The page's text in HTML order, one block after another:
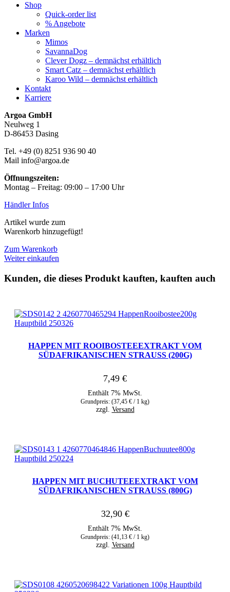
Shop
Quick-order list
% Angebote
Marken
Mimos
SavannaDog
Clever Dogz – demnächst erhältlich
Smart Catz – demnächst erhältlich
Karoo Wild – demnächst erhältlich
Kontakt
Karriere
Argoa GmbH
Neulweg 1
D-86453 Dasing
Tel. +49 (0) 8251 936 90 40
Mail info@argoa.de
Öffnungszeiten:
Montag – Freitag: 09:00 – 17:00 Uhr
Händler Infos
Artikel wurde zum
Warenkorb hinzugefügt!
Zum Warenkorb
Weiter einkaufen
Kunden, die dieses Produkt kauften, kauften auch
HAPPEN MIT ROOIBOSTEEEXTRAKT VOM
SÜDAFRIKANISCHEN STRAUSS (200G)
7,49 €
Enthält 7% MwSt.
Grundpreis: (37,45 € / 1 kg)
zzgl. Versand
HAPPEN MIT BUCHUTEEEXTRAKT VOM
SÜDAFRIKANISCHEN STRAUSS (800G)
32,90 €
Enthält 7% MwSt.
Grundpreis: (41,13 € / 1 kg)
zzgl. Versand